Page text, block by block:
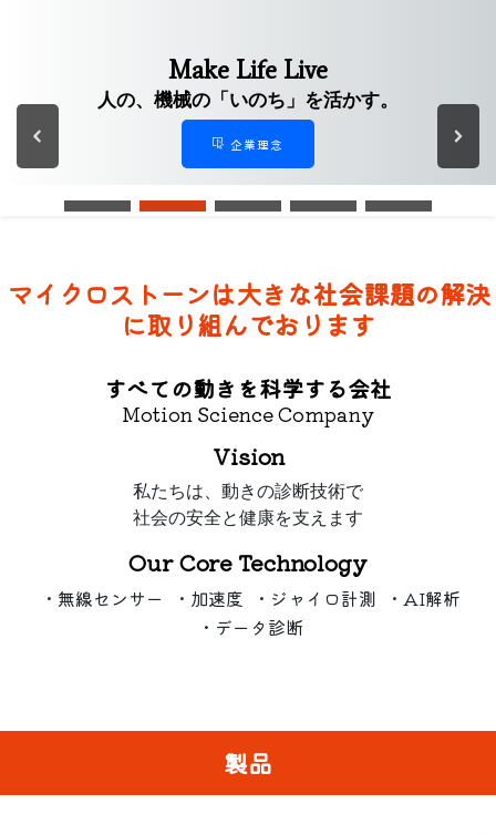
マイクロストーンは大きな社会課題の解決
に取り組んでおります
すべての動きを科学する会社
Motion Science Company
Vision
私たちは、動きの診断技術で
社会の安全と健康を支えます
Our Core Technology
・無線センサー ・加速度 ・ジャイロ計測
・AI解析
・データ診断
製品